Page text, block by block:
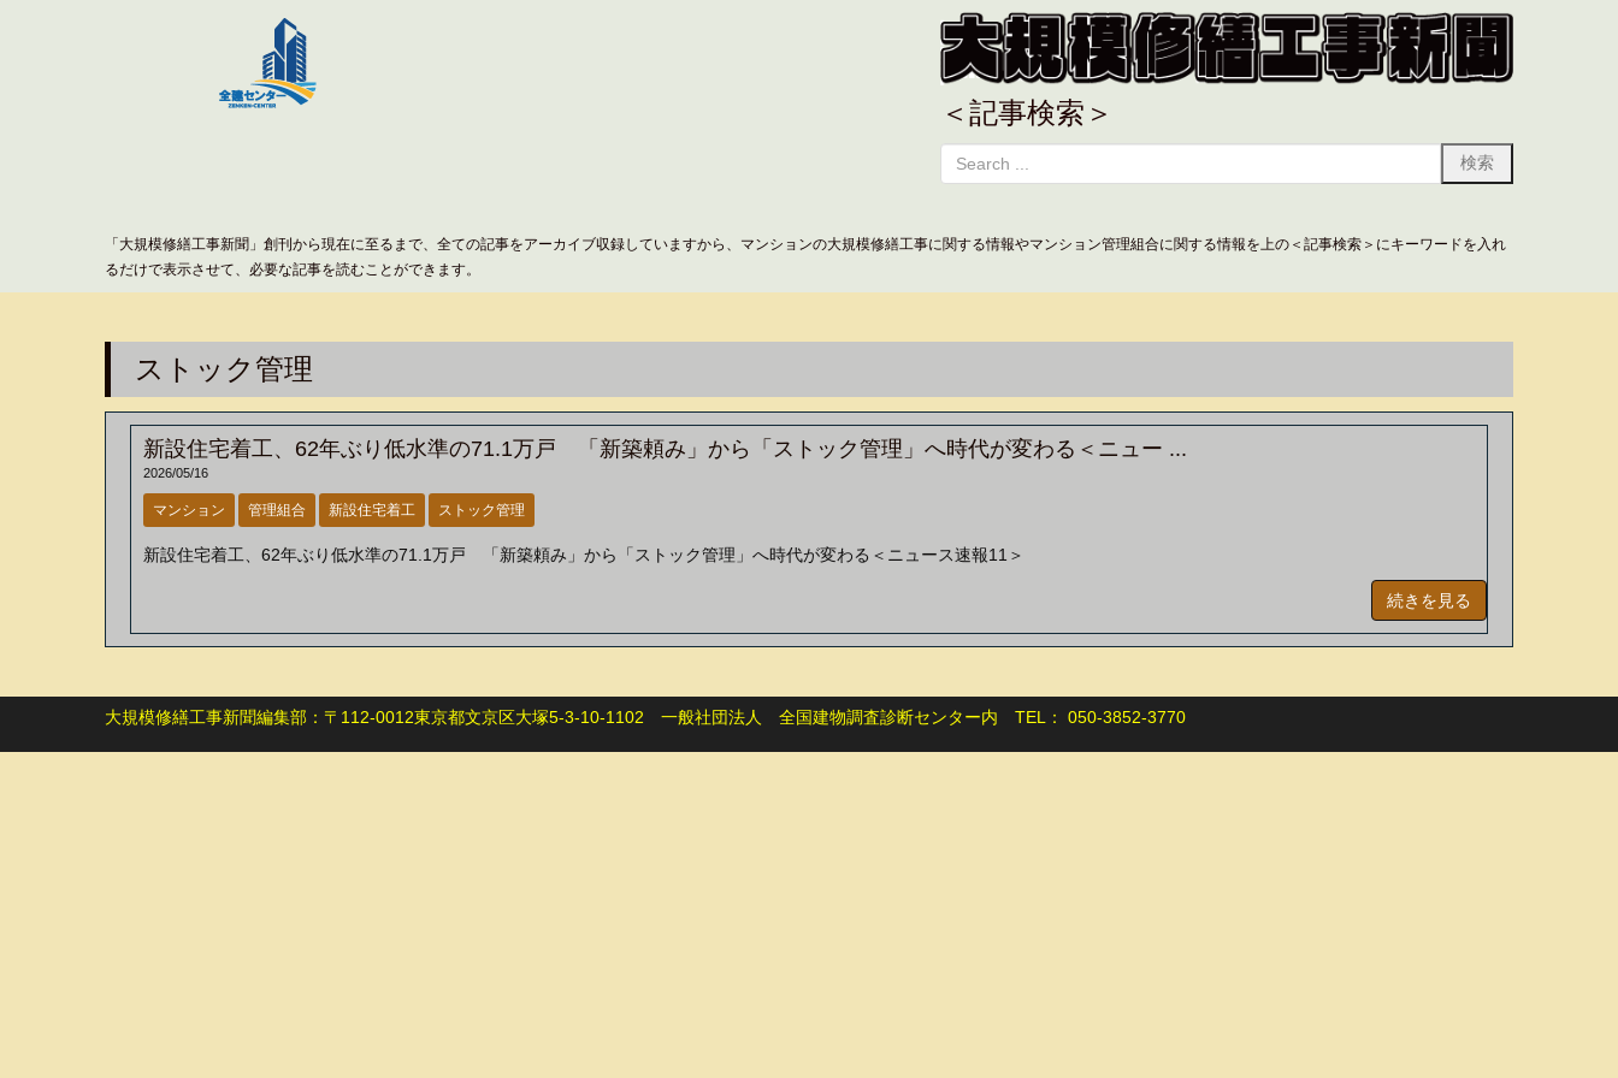
＜記事検索＞
「大規模修繕工事新聞」創刊から現在に至るまで、全ての記事をアーカイブ収録していますから、マンションの大規模修繕工事に関する情報やマンション管理組合に関する情報を上の＜記事検索＞にキーワードを入れ
るだけで表示させて、必要な記事を読むことができます。
ストック管理
新設住宅着工、62年ぶり低水準の71.1万戸 「新築頼み」から「ストック管理」へ時代が変わる＜ニュー ...
2026/05/16
マンション 管理組合 新設住宅着工 ストック管理
新設住宅着工、62年ぶり低水準の71.1万戸 「新築頼み」から「ストック管理」へ時代が変わる＜ニュース速報11＞
続きを見る
大規模修繕工事新聞編集部：〒112-0012東京都文京区大塚5-3-10-1102 一般社団法人 全国建物調査診断センター内 TEL： 050-3852-3770